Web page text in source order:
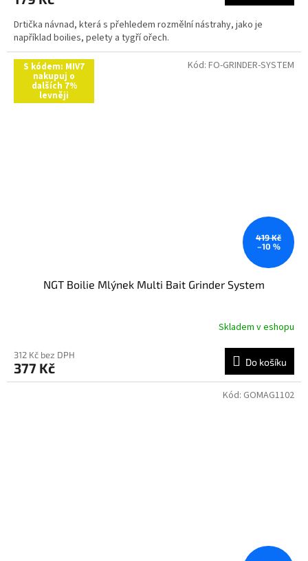
Drtička návnad, která s přehledem rozmělní nástrahy, jako je
například boilies, pelety a tygří ořech.
S kódem: MIV7
nakupuj o
dalších 7%
levněji
419 Kč
–10 %
NGT Boilie Mlýnek Multi Bait Grinder System
Skladem v eshopu
312 Kč bez DPH
377 Kč Do košíku
Kód: FO-GRINDER-SYSTEM
Kód: GOMAG1102